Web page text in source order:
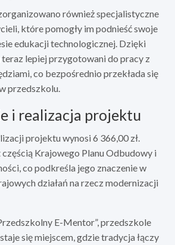
również specjalistyczne
które pomogły im podnieść swoje
edukacji technologicznej. Dzięki
teraz lepiej przygotowani do pracy z
co bezpośrednio przekłada się
przedszkolu.
i realizacja projektu
projektu wynosi 6 366,00 zł.
Krajowego Planu Odbudowy i
co podkreśla jego znaczenie w
działań na rzecz modernizacji
E-Mentor”, przedszkole
się miejscem, gdzie tradycja łączy